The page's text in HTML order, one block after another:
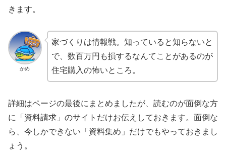
きます。
かめ
家づくりは情報戦。知っていると知らないと
で、数百万円も損するなんてことがあるのが
住宅購入の怖いところ。
詳細はページの最後にまとめましたが、読むのが面倒な方
に「資料請求」のサイトだけお伝えしておきます。面倒な
ら、今しかできない「資料集め」だけでもやっておきまし
ょう。